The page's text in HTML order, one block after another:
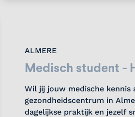
ALMERE
Medisch student -
Wil jij jouw medische
gezondheidscentrum in
dagelijkse praktijk en jezelf